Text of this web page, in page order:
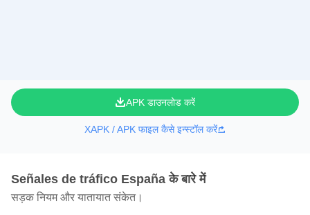
APK डाउनलोड करें
XAPK / APK फाइल कैसे इन्स्टॉल करें
Señales de tráfico España के बारे में
सड़क नियम और यातायात संकेत।